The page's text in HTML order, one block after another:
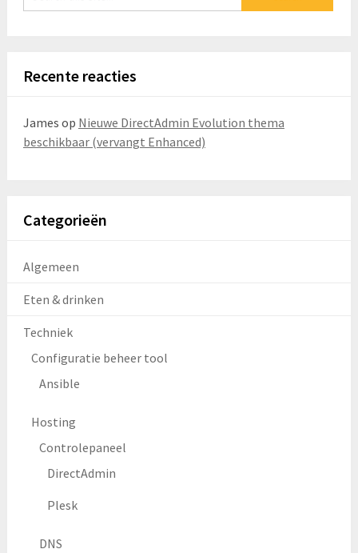
Recente reacties
James op Nieuwe DirectAdmin Evolution thema
beschikbaar (vervangt Enhanced)
Categorieën
Algemeen
Eten & drinken
Techniek
Configuratie beheer tool
Ansible
Hosting
Controlepaneel
DirectAdmin
Plesk
DNS